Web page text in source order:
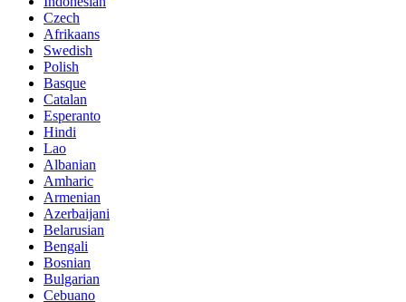
Czech
Afrikaans
Swedish
Polish
Basque
Catalan
Esperanto
Hindi
Lao
Albanian
Amharic
Armenian
Azerbaijani
Belarusian
Bengali
Bosnian
Bulgarian
Cebuano